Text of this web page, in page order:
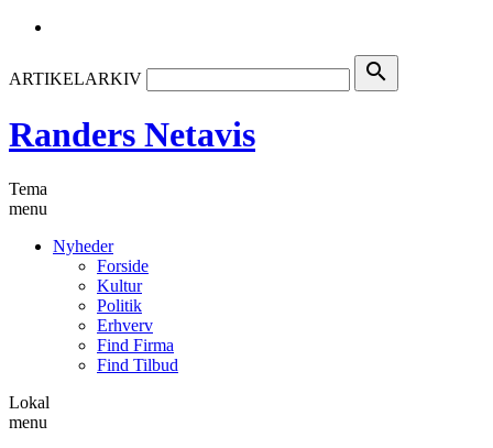
ARTIKELARKIV search
Randers Netavis
Tema
menu
Nyheder
Forside
Kultur
Politik
Erhverv
Find Firma
Find Tilbud
Lokal
menu